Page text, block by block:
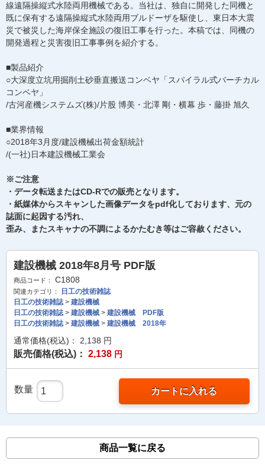
線遠隔操縦式水陸両用機械である。当社は、独自に開発した同機と
既に保有する遠隔操縦式水陸両用ブルドーザを駆使し、東日本大震
災で被災した海岸保全施設の復旧工事を行った。本稿では、同機の
開発過程と災害復旧工事事例を紹介する。
■製品紹介
○大深度立坑用掘削土砂垂直搬送コンベヤ「スパイラル式バーチカル
コンベヤ」
/古河産機システムズ(株)/片股 博美・北澤 剛・横幕 歩・藤掛 旭久
■業界情報
○2018年3月度/建設機械出荷金額統計
/(一社)日本建設機械工業会
※ご注意
・データ転送またはCD-Rでの販売となります。
・紙媒体からスキャンした画像データをpdf化しております、元の
誌面に起因する汚れ、
歪み、またスキャナの不調によるかたむき等はご容赦ください。
建設機械 2018年8月号 PDF版
商品コード： C1808
関連カテゴリ：
日工の技術雑誌
日工の技術雑誌> 建設機械
日工の技術雑誌> 建設機械 > 建設機械 PDF版
日工の技術雑誌> 建設機械 > 建設機械 2018年
通常価格(税込)： 2,138 円
販売価格(税込)： 2,138 円
数量 カートに入れる
商品一覧に戻る